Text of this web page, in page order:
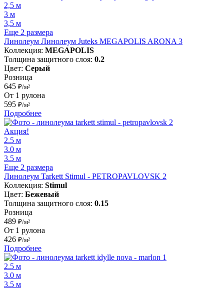
2,5 м
3 м
3,5 м
Еще 2 размера
Линолеум Линолеум Juteks MEGAPOLIS ARONA 3
Коллекция: MEGAPOLIS
Толщина защитного слоя: 0.2
Цвет: Серый
Розница
645 ₽/м²
От 1 рулона
595 ₽/м²
Подробнее
Акция!
2.5 м
3.0 м
3.5 м
Еще 2 размера
Линолеум Tarkett Stimul - PETROPAVLOVSK 2
Коллекция: Stimul
Цвет: Бежевый
Толщина защитного слоя: 0.15
Розница
489 ₽/м²
От 1 рулона
426 ₽/м²
Подробнее
2.5 м
3.0 м
3.5 м